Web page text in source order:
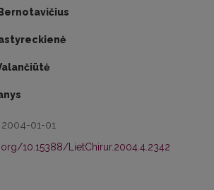
01-01
10.15388/LietChirur.2004.4.2342